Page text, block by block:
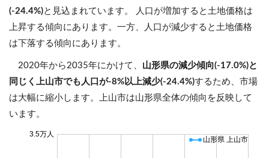
(-24.4%)と見込まれています。 人口が増加すると土地価格は
上昇する傾向にあります。一方、人口が減少すると土地価格
は下落する傾向にあります。
2020年から2035年にかけて、 山形県の減少傾向(-17.0%)と
同じく上山市でも人口が-8%以上減少(-24.4%)するため、市場
は大幅に縮小します。上山市は山形県全体の傾向を反映して
います。
3.5万人
山形県 上山市